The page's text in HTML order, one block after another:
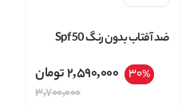
ضد آفتاب بدون رنگ Spf 50
چروک ،ضد لک حجم 75 میل
30%
2,590,000تومان
3,700,000